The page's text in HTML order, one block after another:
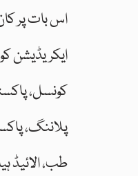
ایکریڈیشن
کونسل،
پلاننگ،
طب، الائیڈ